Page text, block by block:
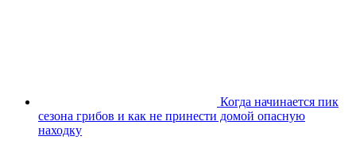
Когда начинается пик
сезона грибов и как не принести домой опасную
находку